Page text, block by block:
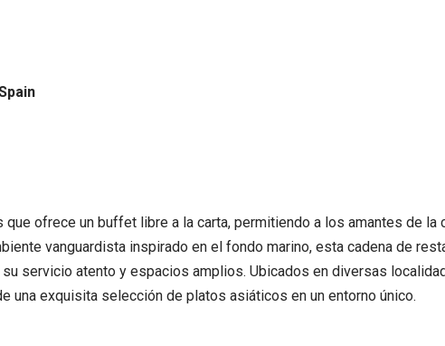
ofrece un buffet libre a la carta, permitiendo a los amantes de la
vanguardista inspirado en el fondo marino, esta cadena de
servicio atento y espacios amplios. Ubicados en diversas
una exquisita selección de platos asiáticos en un entorno único.